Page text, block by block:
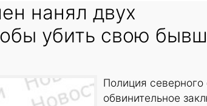
нанял двух
убить свою
Полиция северного
обвинительное